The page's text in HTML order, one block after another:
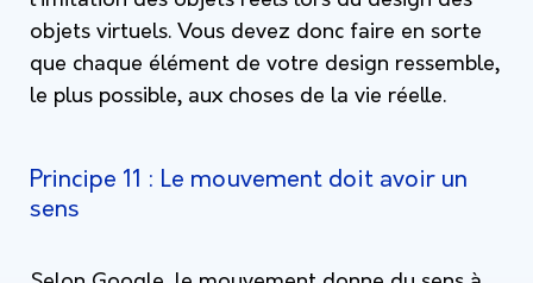
objets virtuels. Vous devez donc faire en sorte
que chaque élément de votre design ressemble,
le plus possible, aux choses de la vie réelle.
Principe 11 : Le mouvement doit avoir un
sens